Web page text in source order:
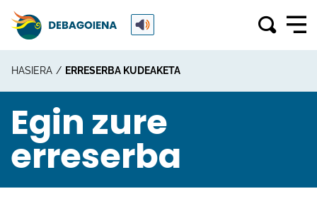
HASIERA ERRESERBA KUDEAKETA
Egin zure
erreserba